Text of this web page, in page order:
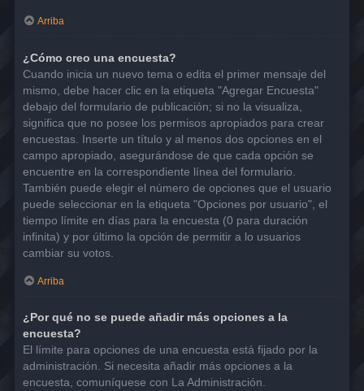
Arriba
¿Cómo creo una encuesta?
Cuando inicia un nuevo tema o edita el primer mensaje del
mismo, debe hacer clic en la etiqueta "Agregar Encuesta"
debajo del formulario de publicación; si no la visualiza,
significa que no posee los permisos apropiados para crear
encuestas. Inserte un título y al menos dos opciones en el
campo apropiado, asegurándose de que cada opción se
encuentre en la correspondiente línea del formulario.
También puede elegir el número de opciones que el usuario
puede seleccionar en la etiqueta "Opciones por usuario", el
tiempo límite en días para la encuesta (0 para duración
infinita) y por último la opción de permitir a lo usuarios
cambiar su votos.
Arriba
¿Por qué no se puede añadir más opciones a la
encuesta?
El límite para opciones de una encuesta está fijado por la
administración. Si necesita añadir más opciones a la
encuesta, comuníquese con La Administración.